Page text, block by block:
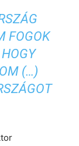
FOGOK
(…)